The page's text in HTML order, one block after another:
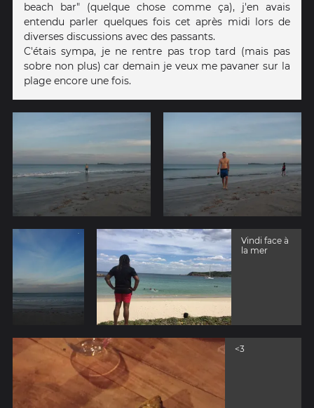
beach bar" (quelque chose comme ça), j'en avais
entendu parler quelques fois cet après midi lors de
diverses discussions avec des passants.
C'étais sympa, je ne rentre pas trop tard (mais pas
sobre non plus) car demain je veux me pavaner sur la
plage encore une fois.
Vindi face à
la mer
<3